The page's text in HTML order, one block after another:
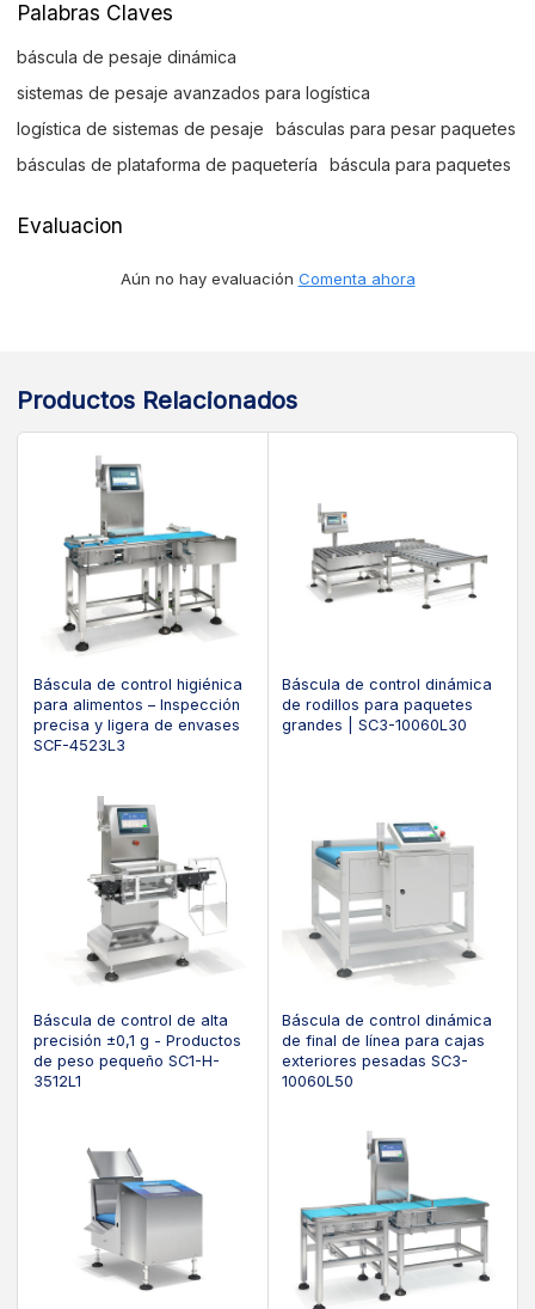
Palabras Claves
báscula de pesaje dinámica
sistemas de pesaje avanzados para logística
logística de sistemas de pesaje
básculas para pesar paquetes
básculas de plataforma de paquetería
báscula para paquetes
Evaluacion
Aún no hay evaluación Comenta ahora
Productos Relacionados
Báscula de control higiénica
para alimentos – Inspección
precisa y ligera de envases
SCF-4523L3
Báscula de control dinámica
de rodillos para paquetes
grandes | SC3-10060L30
Báscula de control de alta
precisión ±0,1 g - Productos
de peso pequeño SC1-H-
3512L1
Báscula de control dinámica
de final de línea para cajas
exteriores pesadas SC3-
10060L50